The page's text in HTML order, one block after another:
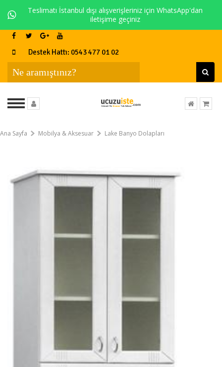
Teslimatı İstanbul dışı alışverişleriniz için WhatsApp'dan
iletişime geçiniz
Destek Hattı: 0543 477 01 02
Ana Sayfa Mobilya & Aksesuar Lake Banyo Dolapları